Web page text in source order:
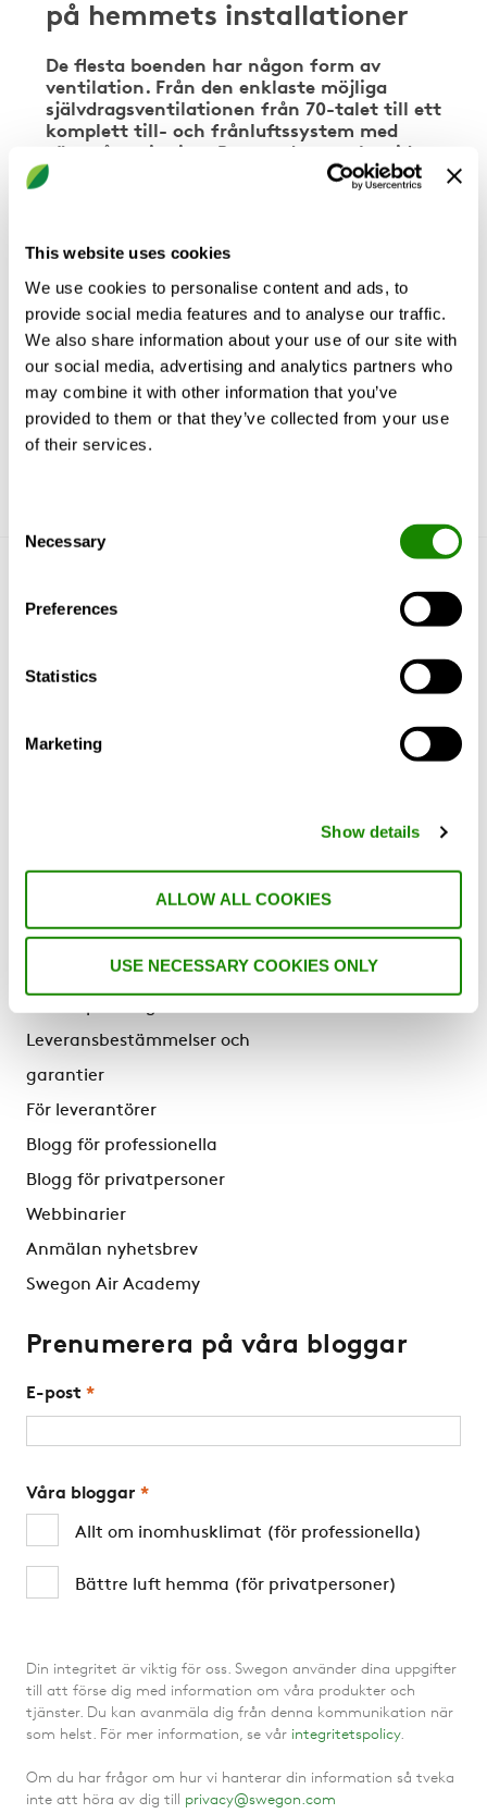
This website uses cookies
We use cookies to personalise content and ads, to
provide social media features and to analyse our traffic.
We also share information about your use of our site with
our social media, advertising and analytics partners who
may combine it with other information that you’ve
provided to them or that they’ve collected from your use
of their services.
Selection
Necessary
Preferences
Statistics
Marketing
Show details
ALLOW ALL COOKIES
USE NECESSARY COOKIES ONLY
på hemmets installationer
De flesta boenden har någon form av
ventilation. Från den enklaste möjliga
självdragsventilationen från 70-talet till ett
komplett till- och frånluftssystem med
så är det krav på ventilation med
Lär känna oss
Lösningar & tjänster
Referenser & kunskap
Mer Swegon
Swegon Webshop
Leveransbestämmelser och
garantier
För leverantörer
Blogg för professionella
Blogg för privatpersoner
Webbinarier
Anmälan nyhetsbrev
Swegon Air Academy
Prenumerera på våra bloggar
E-post *
Våra bloggar *
Allt om inomhusklimat (för professionella)
Bättre luft hemma (för privatpersoner)
Din integritet är viktig för oss. Swegon använder dina uppgifter
till att förse dig med information om våra produkter och
tjänster. Du kan avanmäla dig från denna kommunikation när
som helst. För mer information, se vår integritetspolicy.
Om du har frågor om hur vi hanterar din information så tveka
inte att höra av dig till privacy@swegon.com